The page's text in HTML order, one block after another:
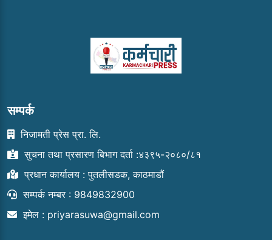
सम्पर्क
निजामती प्रेस प्रा. लि.
सुचना तथा प्रसारण बिभाग दर्ता :४३९५-२०८०/८१
प्रधान कार्यालय : पुतलीसडक, काठमाडौं
सम्पर्क नम्बर : 9849832900
इमेल : priyarasuwa@gmail.com